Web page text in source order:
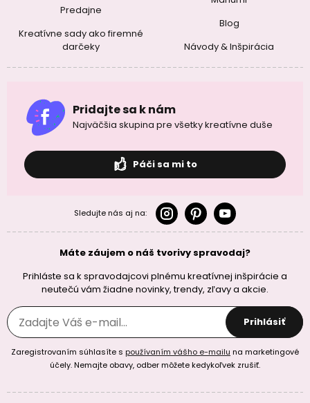
Predajne
Kreatívne sady ako firemné
darčeky
Blog
Návody & Inšpirácia
Pridajte sa k nám
Najväčšia skupina pre všetky kreatívne duše
Páči sa mi to
Sledujte nás aj na:
Máte záujem o náš tvorivy spravodaj?
Prihláste sa k spravodajcovi plnému kreatívnej inšpirácie a
neutečú vám žiadne novinky, trendy, zľavy a akcie.
Prihlásiť
Zaregistrovaním súhlasíte s používaním vášho e-mailu na marketingové
účely. Nemajte obavy, odber môžete kedykoľvek zrušiť.